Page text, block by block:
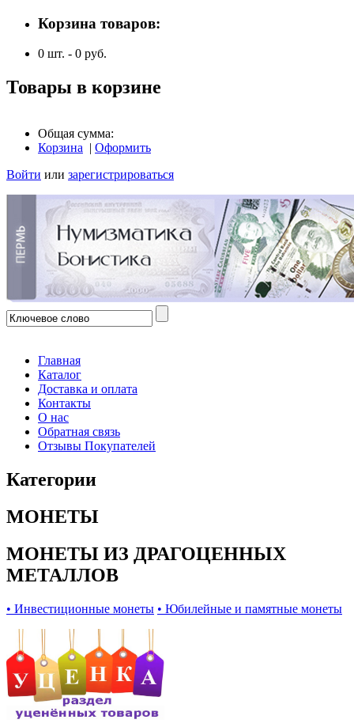
Корзина товаров:
0 шт. - 0 руб.
Товары в корзине
Общая сумма:
Корзина | Оформить
Войти или зарегистрироваться
Главная
Каталог
Доставка и оплата
Контакты
О нас
Обратная связь
Отзывы Покупателей
Категории
МОНЕТЫ
МОНЕТЫ ИЗ ДРАГОЦЕННЫХ
МЕТАЛЛОВ
• Инвестиционные монеты • Юбилейные и памятные монеты